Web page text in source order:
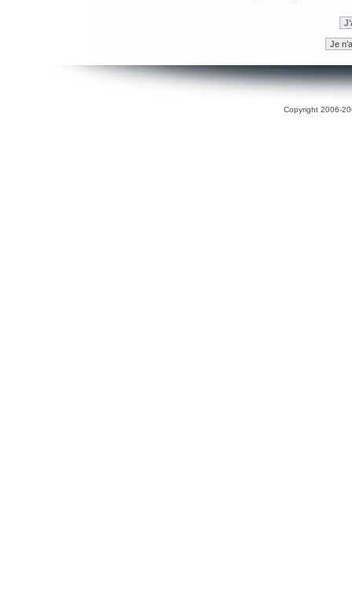
Copyright 2006-